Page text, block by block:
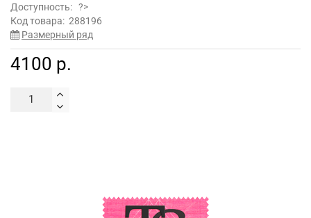
Доступность: ?>
Код товара: 288196
Размерный ряд
4100 р.